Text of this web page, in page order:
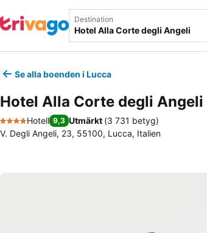
Destination
Se alla boenden i Lucca
Hotel Alla Corte degli Angeli
4 Stjärnor
Hotell 9,3 Utmärkt (3 731 betyg)
V. Degli Angeli, 23, 55100, Lucca, Italien